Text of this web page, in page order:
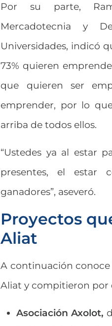
Por su parte,
Mercadotecnia y
Universidades, indicó
73% quieren
que quieren ser
emprender, por lo
arriba de todos ellos.
“Ustedes ya al estar
presentes, el estar
ganadores”, aseveró.
Proyectos
Aliat
A continuación conoce
Aliat y compitieron por
Asociación Axolot,